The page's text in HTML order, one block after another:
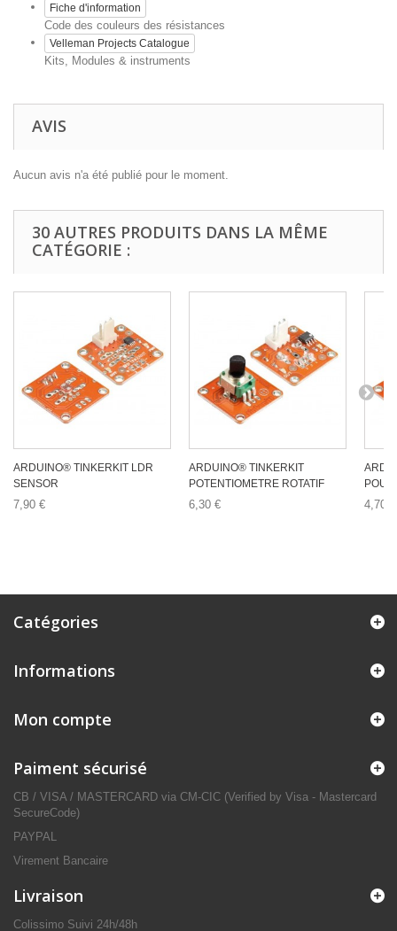
Fiche d'information
Code des couleurs des résistances
Velleman Projects Catalogue
Kits, Modules & instruments
AVIS
Aucun avis n'a été publié pour le moment.
30 AUTRES PRODUITS DANS LA MÊME
CATÉGORIE :
ARDUINO® TINKERKIT LDR
SENSOR
7,90 €
ARDUINO® TINKERKIT
POTENTIOMETRE ROTATIF
6,30 € 4,70 €
Catégories
Informations
Mon compte
Paiment sécurisé
CB / VISA / MASTERCARD via CM-CIC (Verified by Visa - Mastercard
SecureCode)
PAYPAL
Virement Bancaire
Livraison
Colissimo Suivi 24h/48h